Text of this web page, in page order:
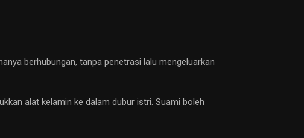
berhubungan, tanpa penetrasi lalu mengeluarkan
alat kelamin ke dalam dubur istri. Suami boleh